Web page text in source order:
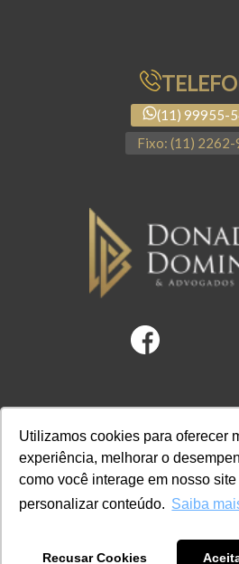
Utilizamos cookies para oferecer
experiência, melhorar o
como você interage em nosso site
personalizar conteúdo. Saiba
Recusar Cookies
(11) 99955-
Fixo: (11) 2262-
© 2022 DD Advogados. Todos